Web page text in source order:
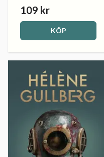
109 kr
KÖP